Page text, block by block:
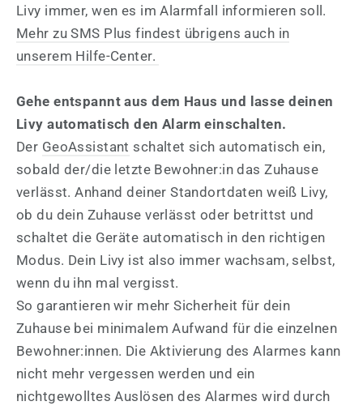
Livy immer, wen es im Alarmfall informieren soll.
Mehr zu SMS Plus findest übrigens auch in
unserem Hilfe-Center.
Gehe entspannt aus dem Haus und lasse deinen
Livy automatisch den Alarm einschalten.
Der GeoAssistant schaltet sich automatisch ein,
sobald der/die letzte Bewohner:in das Zuhause
verlässt.Anhand deiner Standortdaten weiß Livy,
ob du dein Zuhause verlässt oder betrittst und
schaltet die Geräte automatisch in den richtigen
Modus. Dein Livy ist also immer wachsam, selbst,
wenn du ihn mal vergisst.
So garantieren wir mehr Sicherheit für dein
Zuhause bei minimalem Aufwand für die einzelnen
Bewohner:innen. Die Aktivierung des Alarmes kann
nicht mehr vergessen werden und ein
nichtgewolltes Auslösen des Alarmes wird durch